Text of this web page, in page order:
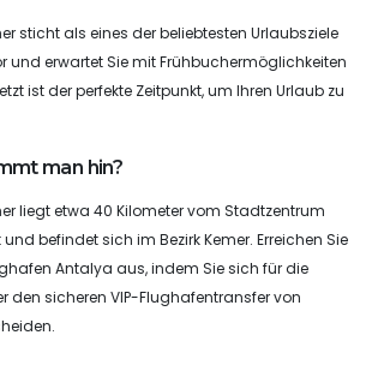
sticht als eines der beliebtesten Urlaubsziele
und erwartet Sie mit Frühbuchermöglichkeiten
ist der perfekte Zeitpunkt, um Ihren Urlaub zu
man hin?
liegt etwa 40 Kilometer vom Stadtzentrum
befindet sich im Bezirk Kemer. Erreichen Sie
Antalya aus, indem Sie sich für die
den sicheren VIP-Flughafentransfer von